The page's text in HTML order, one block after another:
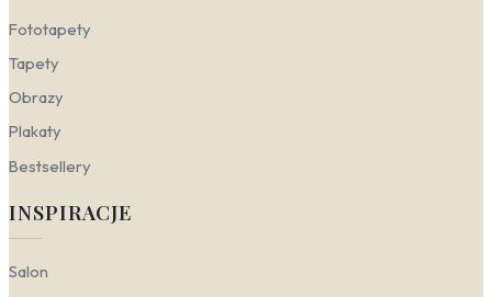
Fototapety
Tapety
Obrazy
Plakaty
Bestsellery
INSPIRACJE
Salon